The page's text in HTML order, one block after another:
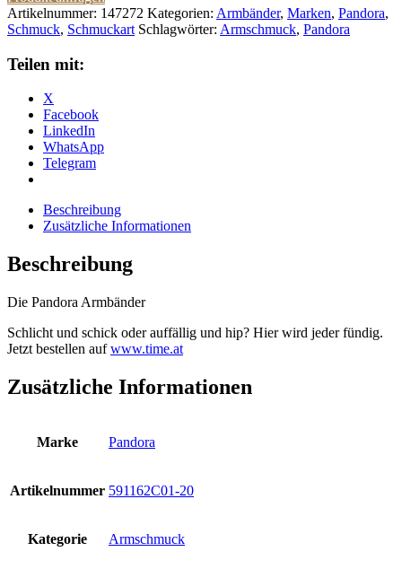
Artikelnummer: 147272 Kategorien: Armbänder, Marken, Pandora,
Schmuck, Schmuckart Schlagwörter: Armschmuck, Pandora
Teilen mit:
X
Facebook
LinkedIn
WhatsApp
Telegram
Beschreibung
Zusätzliche Informationen
Beschreibung
Die Pandora Armbänder
Schlicht und schick oder auffällig und hip? Hier wird jeder fündig.
Jetzt bestellen aufwww.time.at
Zusätzliche Informationen
Marke Pandora
Artikelnummer 591162C01-20
Kategorie Armschmuck